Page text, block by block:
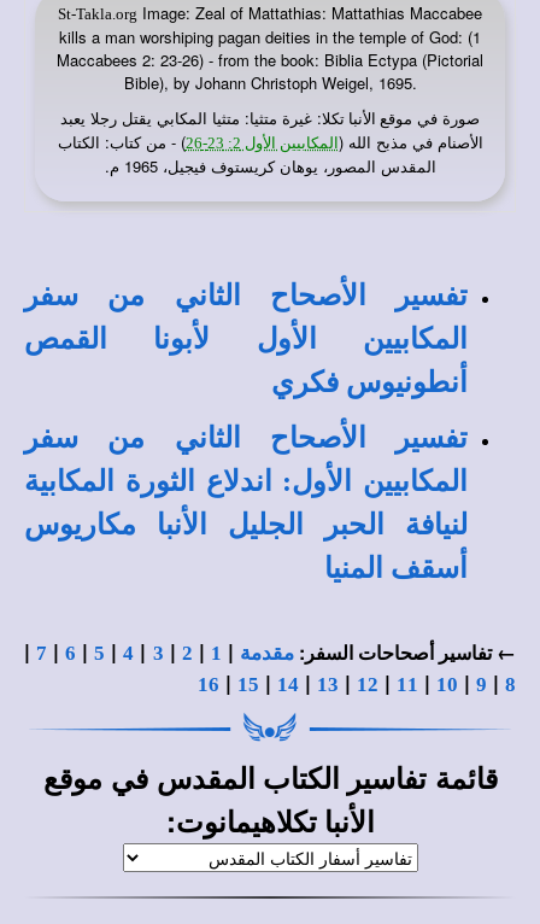
St-Takla.org Image: Zeal of Mattathias: Mattathias Maccabee
kills a man worshiping pagan deities in the temple of God: (1
Maccabees 2: 23-26) - from the book: Biblia Ectypa (Pictorial
Bible), by Johann Christoph Weigel, 1695.
صورة في موقع الأنبا تكلا: غيرة متثيا: متثيا المكابي يقتل رجلا يعبد
الأصنام في مذبح الله ( المكابيين الأول 2: 23-26
) - من كتاب: الكتاب
المقدس المصور، يوهان كريستوف فيجيل، 1965 م.
تفسير الأصحاح الثاني من سفر
المكابيين الأول لأبونا القمص
أنطونيوس فكري
تفسير الأصحاح الثاني من سفر
المكابيين الأول: اندلاع الثورة المكابية
لنيافة الحبر الجليل الأنبا مكاريوس
أسقف المنيا
← تفاسير أصحاحات السفر:مقدمة |
1
|
2
|
3
|
4
|
5
|
6
|
7
|
8
|
9
|
10
|
11
|
12
|
13
|
14
|
15
|
16
قائمةتفاسير الكتاب المقدس في موقع
الأنبا تكلاهيمانوت: